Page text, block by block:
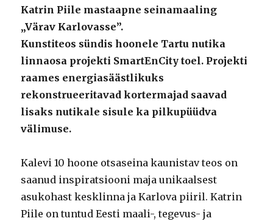
Katrin Piile mastaapne seinamaaling
„Värav Karlovasse”.
Kunstiteos sündis hoonele Tartu nutika
linnaosa projekti SmartEnCity toel. Projekti
raames energiasäästlikuks
rekonstrueeritavad kortermajad saavad
lisaks nutikale sisule ka pilkupüüdva
välimuse.
Kalevi 10 hoone otsaseina kaunistav teos on
saanud inspiratsiooni maja unikaalsest
asukohast kesklinna ja Karlova piiril. Katrin
Piile on tuntud Eesti maali-, tegevus- ja